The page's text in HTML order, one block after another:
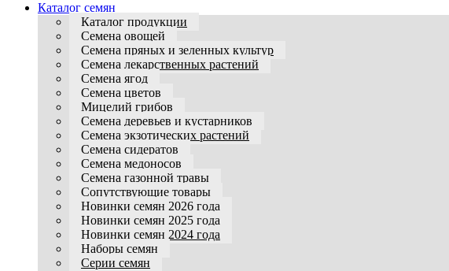
Каталог семян
Каталог продукции
Семена овощей
Семена пряных и зеленных культур
Семена лекарственных растений
Семена ягод
Семена цветов
Мицелий грибов
Семена деревьев и кустарников
Семена экзотических растений
Семена сидератов
Семена медоносов
Семена газонной травы
Сопутствующие товары
Новинки семян 2026 года
Новинки семян 2025 года
Новинки семян 2024 года
Наборы семян
Серии семян